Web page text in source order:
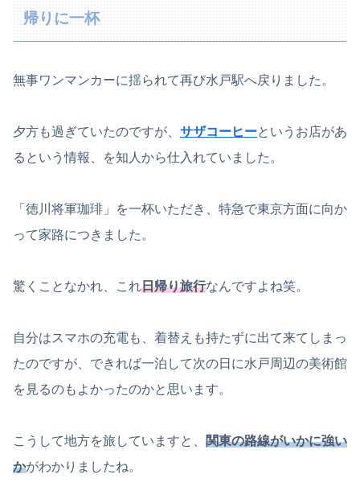
帰りに一杯
無事ワンマンカーに揺られて再び水戸駅へ戻りました。
夕方も過ぎていたのですが、 サザコーヒーというお店があ
るという情報、を知人から仕入れていました。
「徳川将軍珈琲」を一杯いただき、特急で東京方面に向か
って家路につきました。
驚くことなかれ、これ日帰り旅行なんですよね笑。
自分はスマホの充電も、着替えも持たずに出て来てしまっ
たのですが、できれば一泊して次の日に水戸周辺の美術館
を見るのもよかったのかと思います。
こうして地方を旅していますと、 関東の路線がいかに強い
かがわかりましたね。